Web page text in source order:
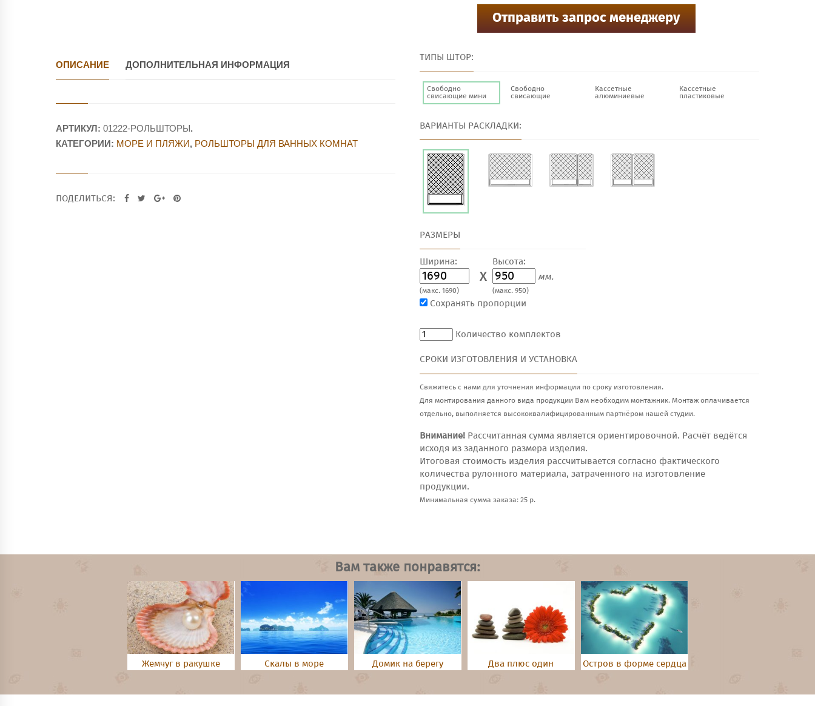
ТИПЫ ШТОР:
Свободно
свисающие мини
Свободно
свисающие
Кассетные
алюминиевые
Кассетные
пластиковые
ВАРИАНТЫ РАСКЛАДКИ:
РАЗМЕРЫ
Ширина:
X
(макс. 1690)
Высота:
мм.
(макс. 950)
Сохранять пропорции
Количество комплектов
СРОКИ ИЗГОТОВЛЕНИЯ И УСТАНОВКА
Свяжитесь с нами для уточнения информации по сроку изготовления.
Для монтирования данного вида продукции Вам необходим монтажник. Монтаж оплачивается
отдельно, выполняется высококвалифицированным партнёром нашей студии.
Внимание! Рассчитанная сумма является ориентировочной. Расчёт ведётся
исходя из заданного размера изделия.
Итоговая стоимость изделия рассчитывается согласно фактического
количества рулонного материала, затраченного на изготовление
продукции.
Минимальная сумма заказа: 25 р.
ОПИСАНИЕ ДОПОЛНИТЕЛЬНАЯ ИНФОРМАЦИЯ
АРТИКУЛ: 01222-РОЛЬШТОРЫ.
КАТЕГОРИИ: МОРЕ И ПЛЯЖИ, РОЛЬШТОРЫ ДЛЯ ВАННЫХ КОМНАТ
ПОДЕЛИТЬСЯ:
Вам также понравятся:
Жемчуг в ракушке Скалы в море Домик на берегу Два плюс один Остров в форме сердца